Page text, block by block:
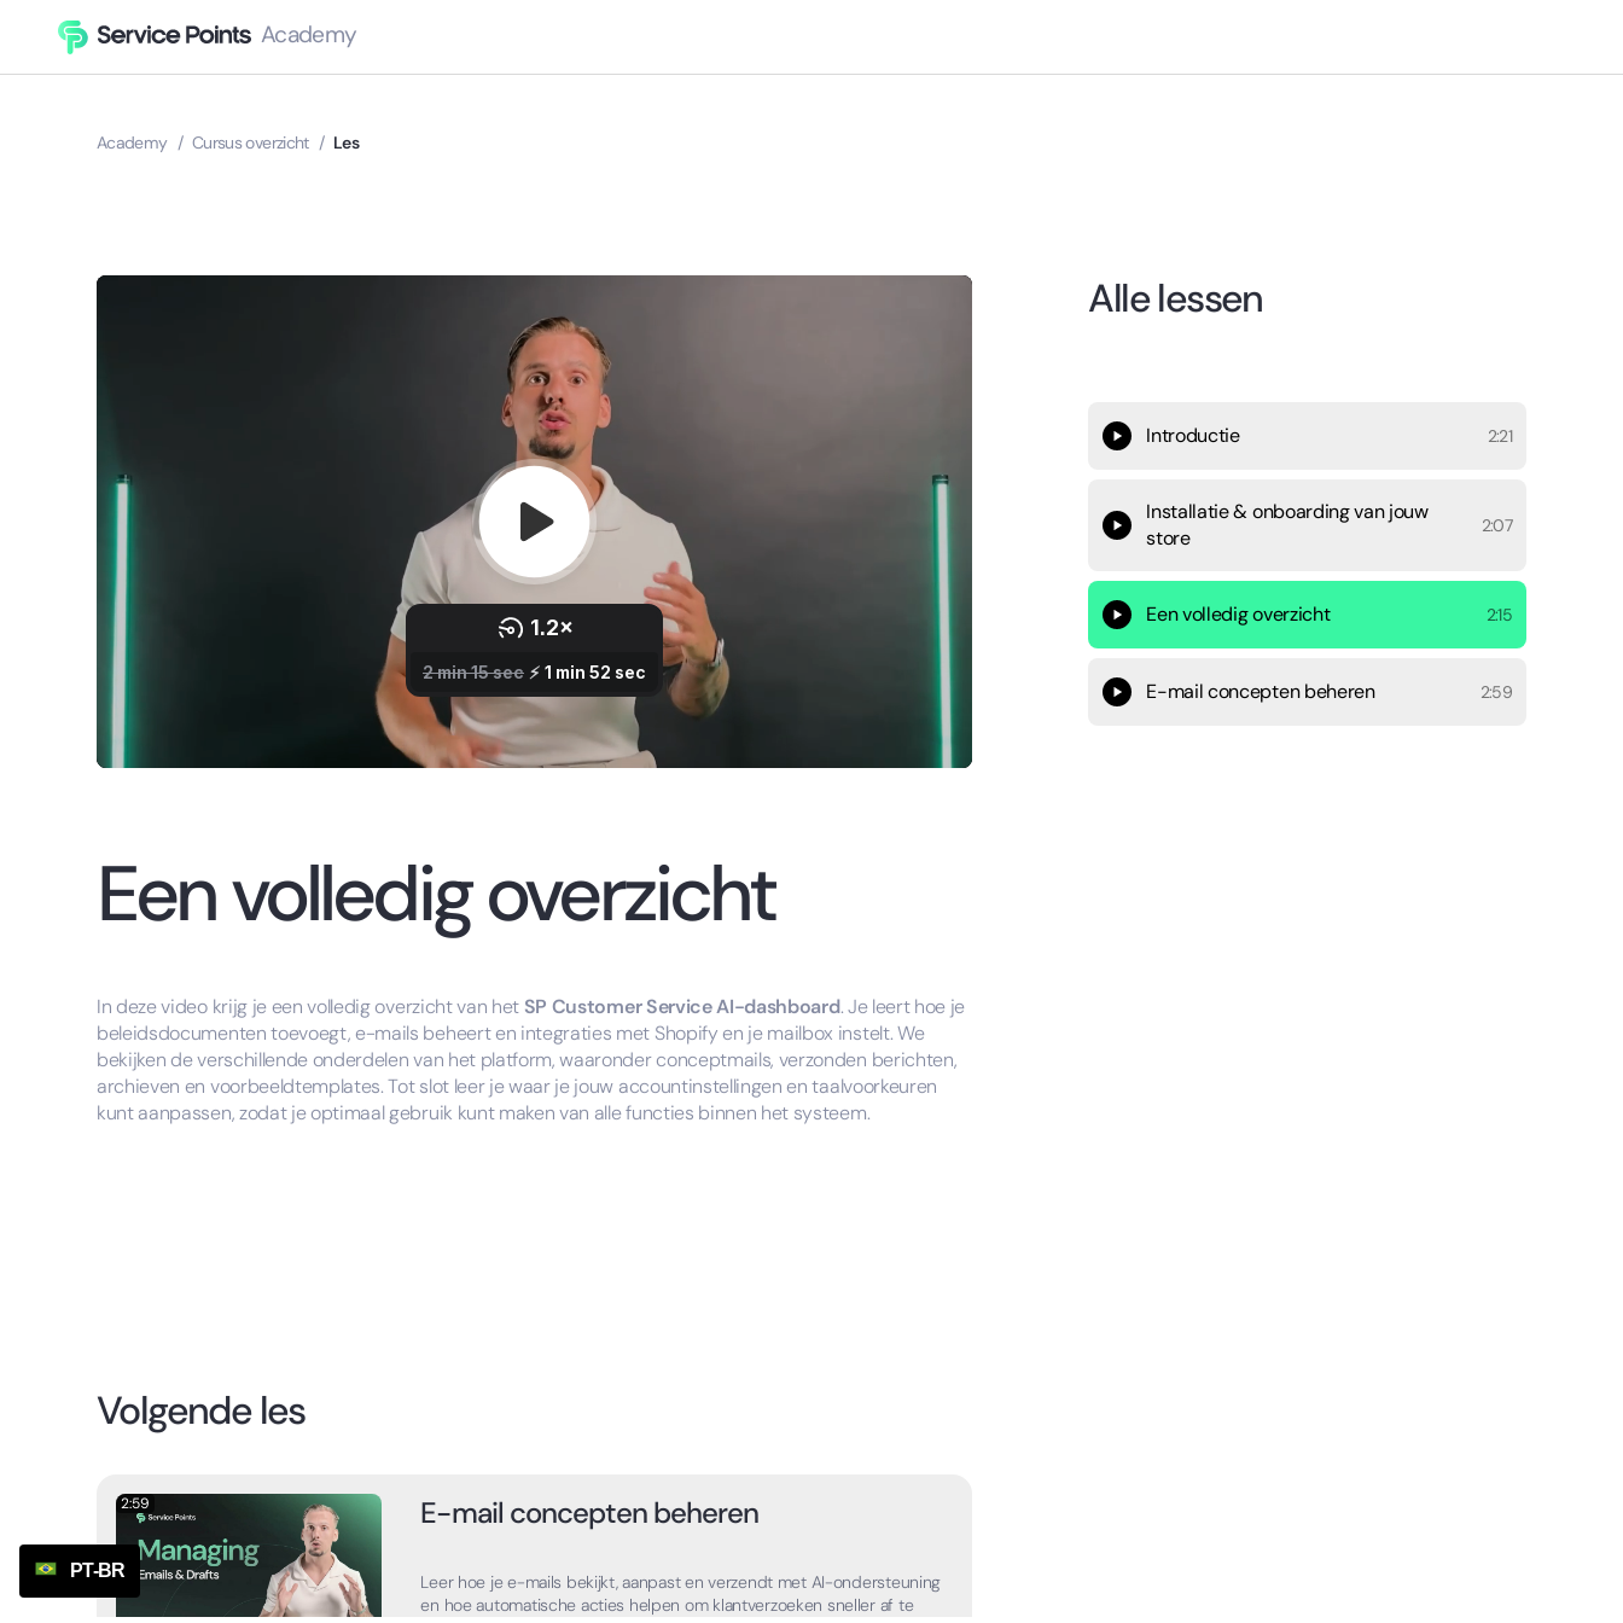
Academy
Academy / Cursus overzicht / Les
Een volledig overzicht
In deze video krijg je een volledig overzicht van het SP Customer Service AI-dashboard. Je leert hoe je
beleidsdocumenten toevoegt, e-mails beheert en integraties met Shopify en je mailbox instelt. We
bekijken de verschillende onderdelen van het platform, waaronder conceptmails, verzonden berichten,
archieven en voorbeeldtemplates. Tot slot leer je waar je jouw accountinstellingen en taalvoorkeuren
kunt aanpassen, zodat je optimaal gebruik kunt maken van alle functies binnen het systeem.
Volgende les
2:59 E-mail concepten beheren
Leer hoe je e-mails bekijkt, aanpast en verzendt met AI-ondersteuning
en hoe automatische acties helpen om klantverzoeken sneller af te
Alle lessen
Introductie 2:21
Installatie & onboarding van jouw
store
2:07
Een volledig overzicht 2:15
E-mail concepten beheren 2:59
PT-BR